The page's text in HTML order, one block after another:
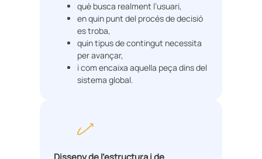
què busca realment l’usuari,
en quin punt del procés de decisió
es troba,
quin tipus de contingut necessita
per avançar,
i com encaixa aquella peça dins del
sistema global.